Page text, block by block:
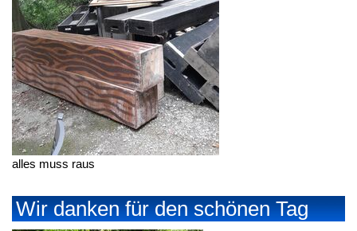
alles muss raus
Wir danken für den schönen Tag